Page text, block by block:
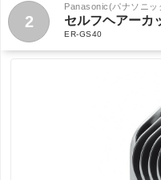
2
Panasonic(パナソニッ
セルフヘアーカ
ER-GS40